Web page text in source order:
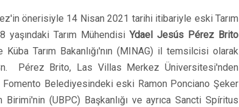
önerisiyle 14 Nisan 2021 tarihi itibariyle eski Tarım
yaşındaki Tarım Mühendisi Ydael Jesús Pérez Brito
Tarım Bakanlığı'nın (MINAG) il temsilcisi olarak
Pérez Brito, Las Villas Merkez Üniversitesi'nden
Belediyesindeki eski Ramon Ponciano Şeker
Birimi'nin (UBPC) Başkanlığı ve ayrıca Sancti Spíritus